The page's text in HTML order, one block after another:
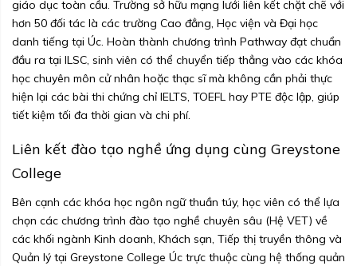
giáo dục toàn cầu. Trường sở hữu mạng lưới liên kết chặt chẽ với
hơn 50 đối tác là các trường Cao đẳng, Học viện và Đại học
danh tiếng tại Úc. Hoàn thành chương trình Pathway đạt chuẩn
đầu ra tại ILSC, sinh viên có thể chuyển tiếp thẳng vào các khóa
học chuyên môn cử nhân hoặc thạc sĩ mà không cần phải thực
hiện lại các bài thi chứng chỉ IELTS, TOEFL hay PTE độc lập, giúp
tiết kiệm tối đa thời gian và chi phí.
Liên kết đào tạo nghề ứng dụng cùng Greystone
College
Bên cạnh các khóa học ngôn ngữ thuần túy, học viên có thể lựa
chọn các chương trình đào tạo nghề chuyên sâu (Hệ VET) về
các khối ngành Kinh doanh, Khách sạn, Tiếp thị truyền thông và
Quản lý tại Greystone College Úc trực thuộc cùng hệ thống quản